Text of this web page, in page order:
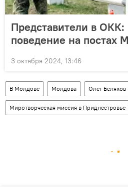
Представители в ОКК:
поведение на постах
3 октября 2024, 13:46
В Молдове Молдова Олег Беляков
Миротворческая миссия в Приднестровье